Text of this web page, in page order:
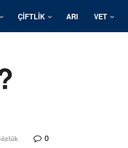
ÇIFTLIK ARI VET
0